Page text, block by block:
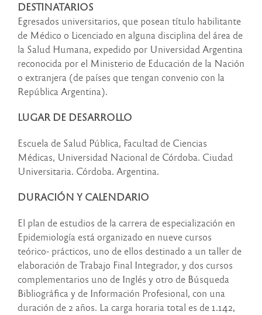
DESTINATARIOS
Egresados universitarios, que posean título habilitante
de Médico o Licenciado en alguna disciplina del área de
la Salud Humana, expedido por Universidad Argentina
reconocida por el Ministerio de Educación de la Nación
o extranjera (de países que tengan convenio con la
República Argentina).
LUGAR DE DESARROLLO
Escuela de Salud Pública, Facultad de Ciencias
Médicas, Universidad Nacional de Córdoba. Ciudad
Universitaria. Córdoba. Argentina.
DURACIÓN Y CALENDARIO
El plan de estudios de la carrera de especialización en
Epidemiología está organizado en nueve cursos
teórico- prácticos, uno de ellos destinado a un taller de
elaboración de Trabajo Final Integrador, y dos cursos
complementarios uno de Inglés y otro de Búsqueda
Bibliográfica y de Información Profesional, con una
duración de 2 años. La carga horaria total es de 1.142,